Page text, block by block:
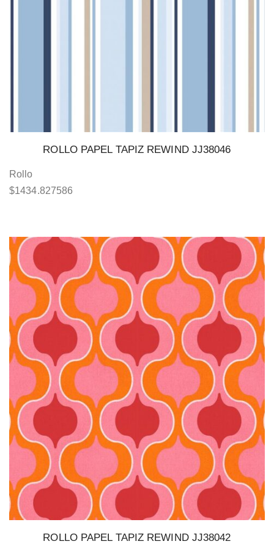
ROLLO PAPEL TAPIZ REWIND JJ38046
Rollo
$1434.827586
ROLLO PAPEL TAPIZ REWIND JJ38042